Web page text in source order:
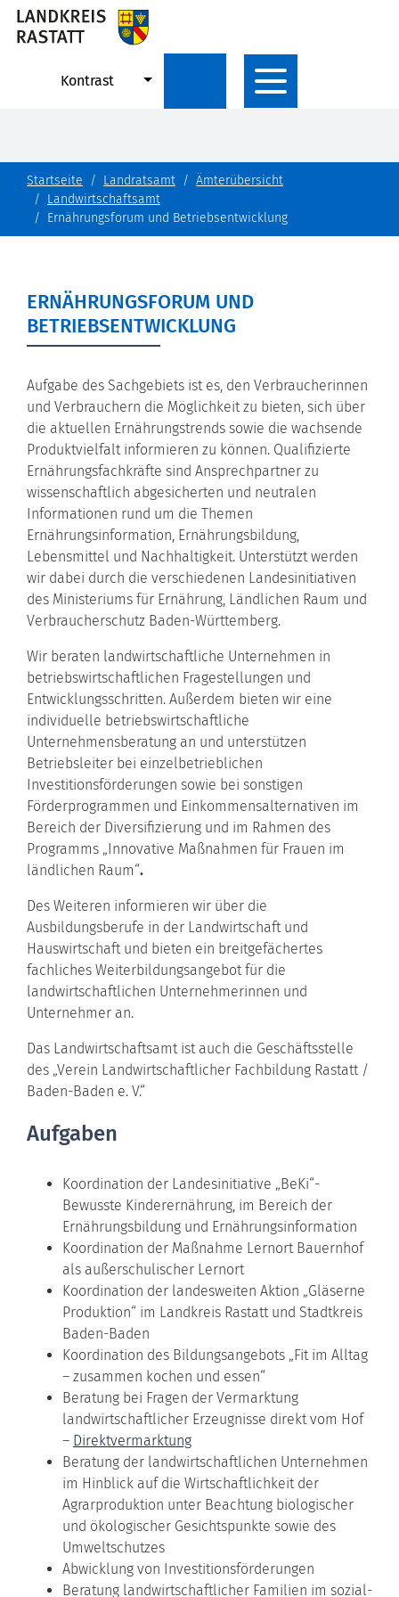
Kontrast
Startseite Landratsamt
Ämterübersicht
Landwirtschaftsamt
Ernährungsforum und Betriebsentwicklung
ERNÄHRUNGSFORUM UND
BETRIEBSENTWICKLUNG
Aufgabe des Sachgebiets ist es, den Verbraucherinnen
und Verbrauchern die Möglichkeit zu bieten, sich über
die aktuellen Ernährungstrends sowie die wachsende
Produktvielfalt informieren zu können. Qualifizierte
Ernährungsfachkräfte sind Ansprechpartner zu
wissenschaftlich abgesicherten und neutralen
Informationen rund um die Themen
Ernährungsinformation, Ernährungsbildung,
Lebensmittel und Nachhaltigkeit. Unterstützt werden
wir dabei durch die verschiedenen Landesinitiativen
des Ministeriums für Ernährung, Ländlichen Raum und
Verbraucherschutz Baden-Württemberg.
Wir beraten landwirtschaftliche Unternehmen in
betriebswirtschaftlichen Fragestellungen und
Entwicklungsschritten. Außerdem bieten wir eine
individuelle betriebswirtschaftliche
Unternehmensberatung an und unterstützen
Betriebsleiter bei einzelbetrieblichen
Investitionsförderungen sowie bei sonstigen
Förderprogrammen und Einkommensalternativen im
Bereich der Diversifizierung und im Rahmen des
Programms „Innovative Maßnahmen für Frauen im
ländlichen Raum“.
Des Weiteren informieren wir über die
Ausbildungsberufe in der Landwirtschaft und
Hauswirtschaft und bieten ein breitgefächertes
fachliches Weiterbildungsangebot für die
landwirtschaftlichen Unternehmerinnen und
Unternehmer an.
Das Landwirtschaftsamt ist auch die Geschäftsstelle
des „Verein Landwirtschaftlicher Fachbildung Rastatt /
Baden-Baden e. V.“
Aufgaben
Koordination der Landesinitiative „BeKi“-
Bewusste Kinderernährung, im Bereich der
Ernährungsbildung und Ernährungsinformation
Koordination der Maßnahme Lernort Bauernhof
als außerschulischer Lernort
Koordination der landesweiten Aktion „Gläserne
Produktion“ im Landkreis Rastatt und Stadtkreis
Baden-Baden
Koordination des Bildungsangebots „Fit im Alltag
– zusammen kochen und essen“
Beratung bei Fragen der Vermarktung
landwirtschaftlicher Erzeugnisse direkt vom Hof
– Direktvermarktung
Beratung der landwirtschaftlichen Unternehmen
im Hinblick auf die Wirtschaftlichkeit der
Agrarproduktion unter Beachtung biologischer
und ökologischer Gesichtspunkte sowie des
Umweltschutzes
Abwicklung von Investitionsförderungen
Beratung landwirtschaftlicher Familien im sozial-